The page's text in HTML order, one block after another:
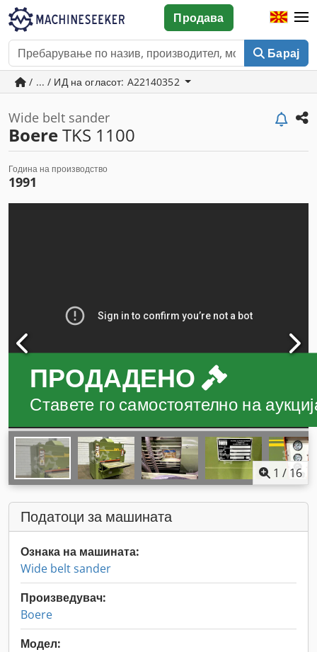
Барај
Продава
/ ... / ИД на огласот: A22140352
Wide belt sander
BoereTKS 1100
Година на производство
1991
ПРОДАДЕНО
Ставете го самостоятелно на
1 / 16
Податоци за машината
Ознака на машината:
Wide belt sander
Произведувач:
Boere
Модел: